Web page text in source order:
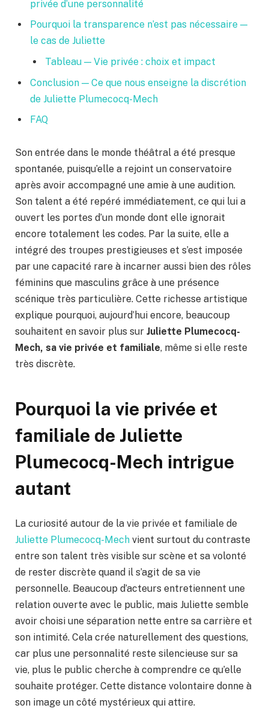
privée d’une personnalité
Pourquoi la transparence n’est pas nécessaire —
le cas de Juliette
Tableau — Vie privée : choix et impact
Conclusion — Ce que nous enseigne la discrétion
de Juliette Plumecocq-Mech
FAQ
Son entrée dans le monde théâtral a été presque
spontanée, puisqu’elle a rejoint un conservatoire
après avoir accompagné une amie à une audition.
Son talent a été repéré immédiatement, ce qui lui a
ouvert les portes d’un monde dont elle ignorait
encore totalement les codes. Par la suite, elle a
intégré des troupes prestigieuses et s’est imposée
par une capacité rare à incarner aussi bien des rôles
féminins que masculins grâce à une présence
scénique très particulière. Cette richesse artistique
explique pourquoi, aujourd’hui encore, beaucoup
souhaitent en savoir plus sur Juliette Plumecocq-
Mech, sa vie privée et familiale, même si elle reste
très discrète.
Pourquoi la vie privée et
familiale de Juliette
Plumecocq-Mech intrigue
autant
La curiosité autour de la vie privée et familiale de
Juliette Plumecocq-Mech vient surtout du contraste
entre son talent très visible sur scène et sa volonté
de rester discrète quand il s’agit de sa vie
personnelle. Beaucoup d’acteurs entretiennent une
relation ouverte avec le public, mais Juliette semble
avoir choisi une séparation nette entre sa carrière et
son intimité. Cela crée naturellement des questions,
car plus une personnalité reste silencieuse sur sa
vie, plus le public cherche à comprendre ce qu’elle
souhaite protéger. Cette distance volontaire donne à
son image un côté mystérieux qui attire.